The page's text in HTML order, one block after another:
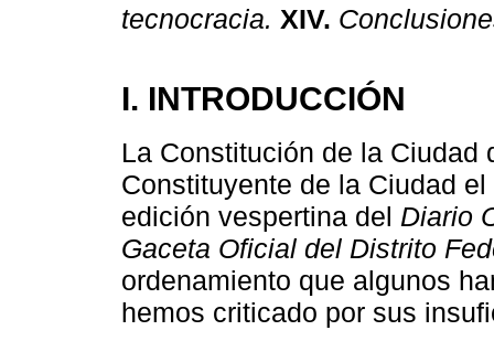
tecnocracia. XIV.
I. INTRODUCCIÓN
La Constitución de la Ciudad
Constituyente de la Ciudad
edición vespertina del Diario
Gaceta Oficial del Distrito
ordenamiento que algunos
hemos criticado por sus